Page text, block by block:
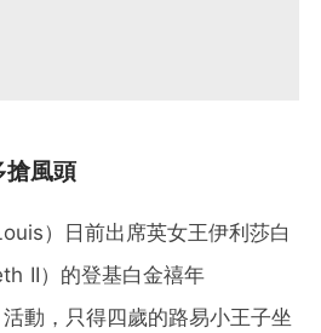
搶風頭
）日前出席英女王伊利莎白
II）的登基白金禧年
動，只得四歲的路易小王子坐